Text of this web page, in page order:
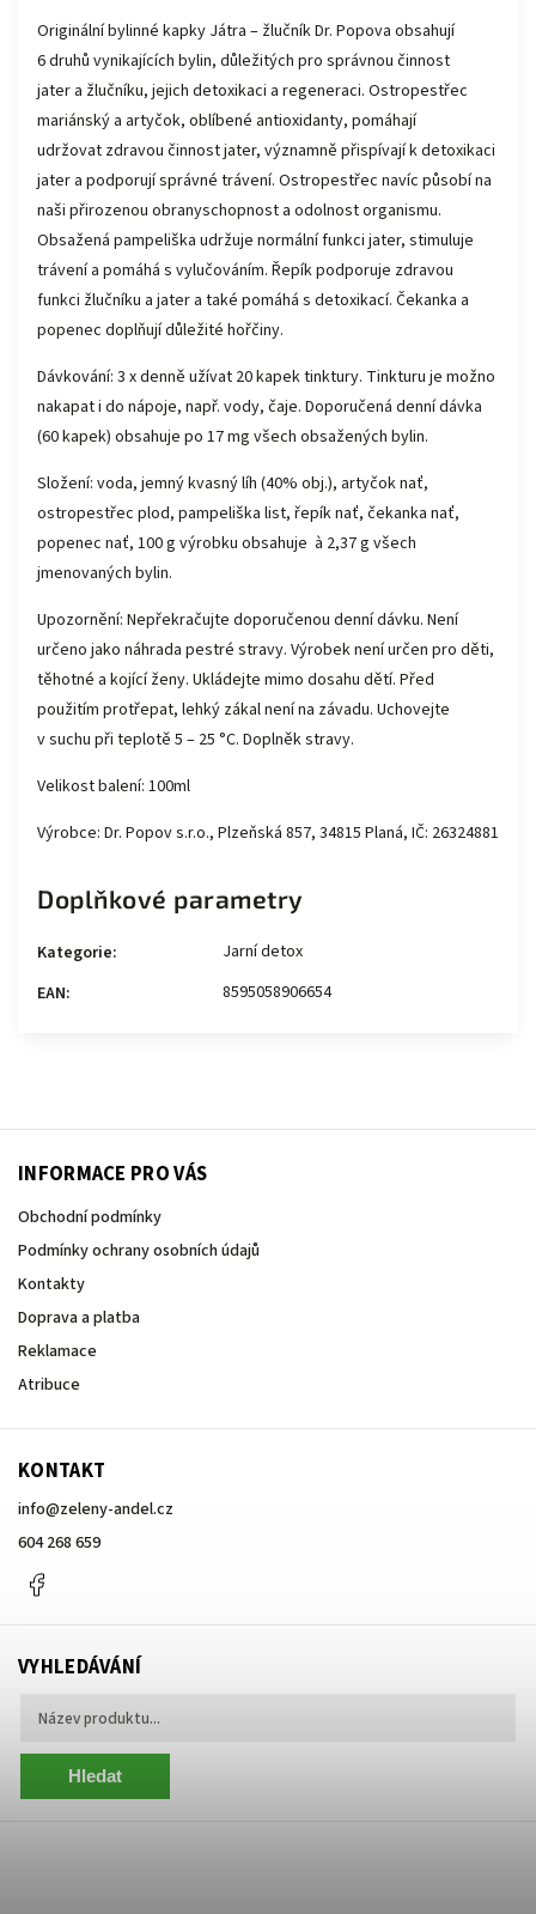
Originální bylinné kapky Játra – žlučník Dr. Popova obsahují
6 druhů vynikajících bylin, důležitých pro správnou činnost
jater a žlučníku, jejich detoxikaci a regeneraci. Ostropestřec
mariánský a artyčok, oblíbené antioxidanty, pomáhají
udržovat zdravou činnost jater, významně přispívají k detoxikaci
jater a podporují správné trávení. Ostropestřec navíc působí na
naši přirozenou obranyschopnost a odolnost organismu.
Obsažená pampeliška udržuje normální funkci jater, stimuluje
trávení a pomáhá s vylučováním. Řepík podporuje zdravou
funkci žlučníku a jater a také pomáhá s detoxikací. Čekanka a
popenec doplňují důležité hořčiny.
Dávkování: 3 x denně užívat 20 kapek tinktury. Tinkturu je možno
nakapat i do nápoje, např. vody, čaje. Doporučená denní dávka
(60 kapek) obsahuje po 17 mg všech obsažených bylin.
Složení: voda, jemný kvasný líh (40% obj.), artyčok nať,
ostropestřec plod, pampeliška list, řepík nať, čekanka nať,
popenec nať, 100 g výrobku obsahuje à 2,37 g všech
jmenovaných bylin.
Upozornění: Nepřekračujte doporučenou denní dávku. Není
určeno jako náhrada pestré stravy. Výrobek není určen pro děti,
těhotné a kojící ženy. Ukládejte mimo dosahu dětí. Před
použitím protřepat, lehký zákal není na závadu. Uchovejte
v suchu při teplotě 5 – 25 °C. Doplněk stravy.
Velikost balení: 100ml
Výrobce: Dr. Popov s.r.o., Plzeňská 857, 34815 Planá, IČ: 26324881
Doplňkové parametry
Kategorie:
Jarní detox
EAN: 8595058906654
INFORMACE PRO VÁS
Obchodní podmínky
Podmínky ochrany osobních údajů
Kontakty
Doprava a platba
Reklamace
Atribuce
KONTAKT
info@zeleny-andel.cz
604 268 659
VYHLEDÁVÁNÍ
Hledat